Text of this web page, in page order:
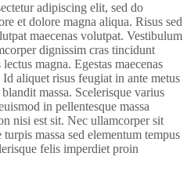
adipiscing elit, sed do
et dolore magna aliqua. Risus sed
maecenas volutpat. Vestibulum
dignissim cras tincidunt
magna. Egestas maecenas
aliquet risus feugiat in ante metus
massa. Scelerisque varius
in pellentesque massa
nisi est sit. Nec ullamcorper sit
massa sed elementum tempus
felis imperdiet proin